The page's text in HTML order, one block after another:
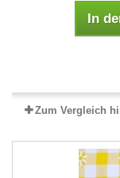
In
Zum Vergleich